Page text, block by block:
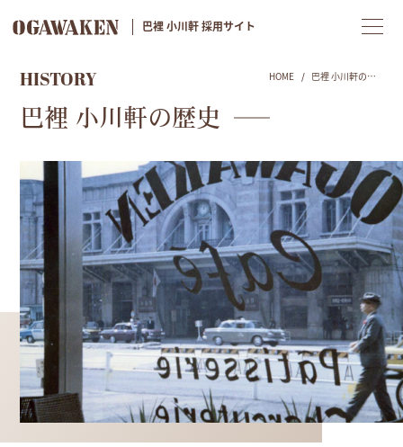
巴裡 小川軒 採用サイト
HOME / 巴裡 小川軒の歴史
HISTORY
巴裡 小川軒の歴史